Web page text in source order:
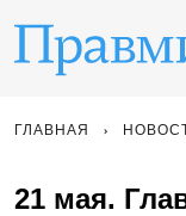
ГЛАВНАЯ
21 мая.